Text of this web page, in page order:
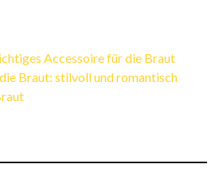
Accessoire für die Braut
Braut: stilvoll und romantisch